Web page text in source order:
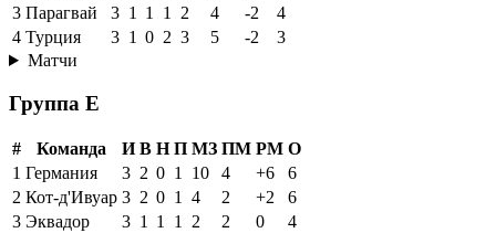
3 Парагвай 3 1 1 1 2 4 -2
4
4 Турция 3 1 0 2 3 5 -2
3
Матчи
Группа E
# Команда И В Н П МЗ ПМ РМ О
1 Германия 3 2 0 1 10 4 +6
6
2 Кот-д'Ивуар 3 2 0 1 4 2 +2
6
3 Эквадор 3 1 1 1 2 2 0
4